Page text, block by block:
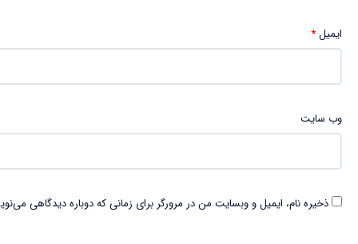
ایمیل*
وب‌ سایت
ذخیره نام، ایمیل و وبسایت من در مرورگر برای زمانی که دوباره دیدگاهی